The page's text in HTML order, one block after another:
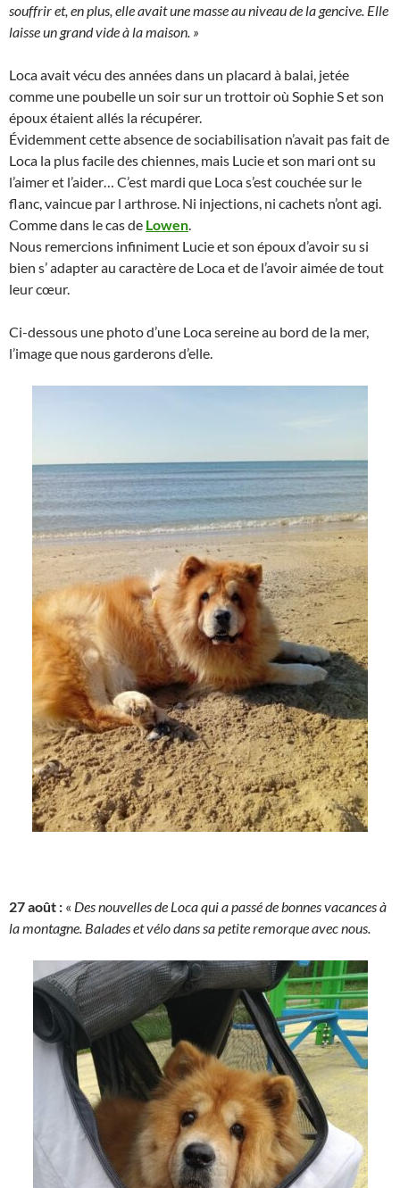
souffrir et, en plus, elle avait une masse au niveau de la gencive. Elle
laisse un grand vide à la maison. »
Loca avait vécu des années dans un placard à balai, jetée
comme une poubelle un soir sur un trottoir où Sophie S et son
époux étaient allés la récupérer.
Évidemment cette absence de sociabilisation n’avait pas fait de
Loca la plus facile des chiennes, mais Lucie et son mari ont su
l’aimer et l’aider… C’est mardi que Loca s’est couchée sur le
flanc, vaincue par l arthrose. Ni injections, ni cachets n’ont agi.
Comme dans le cas de Lowen.
Nous remercions infiniment Lucie et son époux d’avoir su si
bien s’ adapter au caractère de Loca et de l’avoir aimée de tout
leur cœur.
Ci-dessous une photo d’une Loca sereine au bord de la mer,
l’image que nous garderons d’elle.
27 août : « Des nouvelles de Loca qui a passé de bonnes vacances à
la montagne. Balades et vélo dans sa petite remorque avec nous.